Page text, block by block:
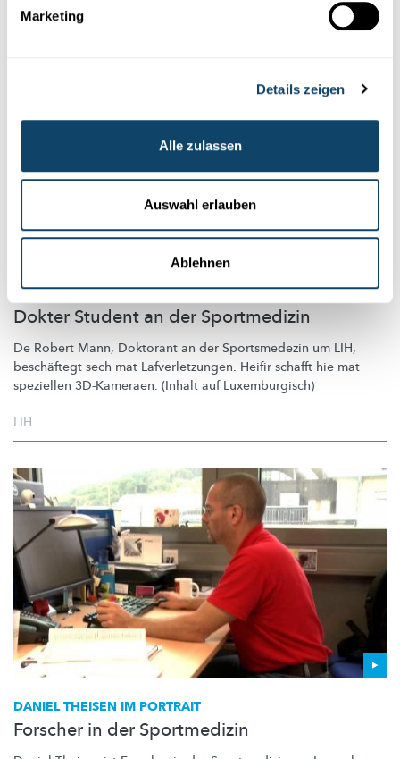
Marketing
Details zeigen
Alle zulassen
Auswahl erlauben
Ablehnen
FNR
INTERVIEW MAM ROBERT MANN
Dokter Student an der Sportmedizin
De Robert Mann, Doktorant an der Sportsmedezin um LIH,
beschäftegt sech mat Lafverletzungen. Heifir schafft hie mat
speziellen 3D-Kameraen. (Inhalt auf Luxemburgisch)
LIH
DANIEL THEISEN IM PORTRAIT
Forscher in der Sportmedizin